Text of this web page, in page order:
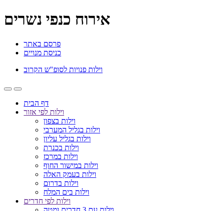
אירוח כנפי נשרים
פרסם באתר
כניסת מנויים
וילות פנויות לסופ"ש הקרוב
דף הבית
וילות לפי אזור
וילות בצפון
וילות בגליל המערבי
וילות בגליל עליון
וילות בכנרת
וילות במרכז
וילות במישור החוף
וילות בעמק האלה
וילות בדרום
וילות בים המלח
וילות לפי חדרים